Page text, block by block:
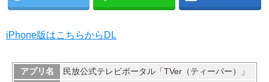
iPhone版はこちらからDL
アプリ名
民放公式テレビポータル「TVer（ティーバー）」